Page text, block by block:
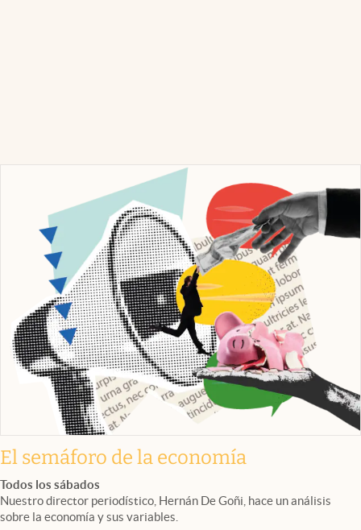
El semáforo de la economía
Todos los sábados
Nuestro director periodístico, Hernán De Goñi, hace un análisis
sobre la economía y sus variables.